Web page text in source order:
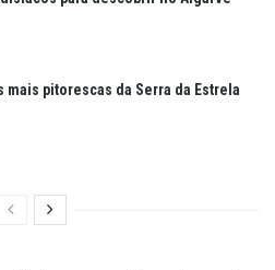
mais pitorescas da Serra da Estrela